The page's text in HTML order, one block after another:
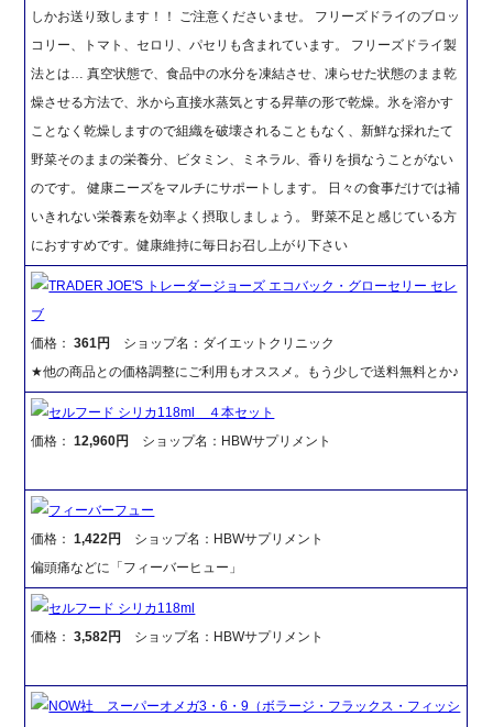
しかお送り致します！！ ご注意くださいませ。 フリーズドライのブロッ
コリー、トマト、セロリ、パセリも含まれています。 フリーズドライ製
法とは… 真空状態で、食品中の水分を凍結させ、凍らせた状態のまま乾
燥させる方法で、氷から直接水蒸気とする昇華の形で乾燥。氷を溶かす
ことなく乾燥しますので組織を破壊されることもなく、新鮮な採れたて
野菜そのままの栄養分、ビタミン、ミネラル、香りを損なうことがない
のです。 健康ニーズをマルチにサポートします。 日々の食事だけでは補
いきれない栄養素を効率よく摂取しましょう。 野菜不足と感じている方
におすすめです。健康維持に毎日お召し上がり下さい
TRADER JOE'S トレーダージョーズ エコバック・グローセリー セレ
ブ
価格：361円
ショップ名：ダイエットクリニック
★他の商品との価格調整にご利用もオススメ。もう少しで送料無料とか♪
セルフード シリカ118ml ４本セット
価格：12,960円 ショップ名：HBWサプリメント
フィーバーフュー
価格：1,422円
ショップ名：HBWサプリメント
偏頭痛などに「フィーバーヒュー」
セルフード シリカ118ml
価格：3,582円 ショップ名：HBWサプリメント
NOW社 スーパーオメガ3・6・9（ボラージ・フラックス・フィッシ